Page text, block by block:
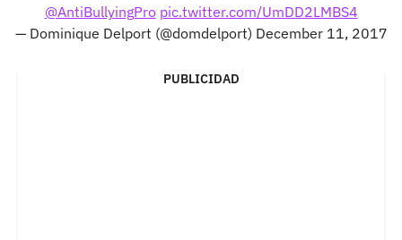
@AntiBullyingPro pic.twitter.com/UmDD2LMBS4
— Dominique Delport (@domdelport) December 11, 2017
PUBLICIDAD